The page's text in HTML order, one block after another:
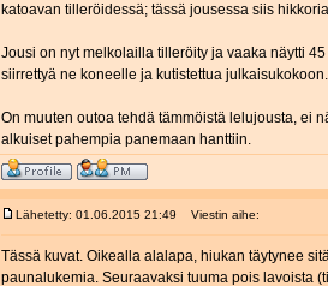
katoavan tilleröidessä; tässä jousessa siis
Jousi on nyt melkolailla tilleröity ja vaaka näytti
siirrettyä ne koneelle ja kutistettua julkaisukokoon.
On muuten outoa tehdä tämmöistä lelujousta, ei
alkuiset pahempia panemaan hanttiin.
Lähetetty: 01.06.2015 21:49 Viestin aihe:
Tässä kuvat. Oikealla alalapa, hiukan täytynee
paunalukemia. Seuraavaksi tuuma pois lavoista